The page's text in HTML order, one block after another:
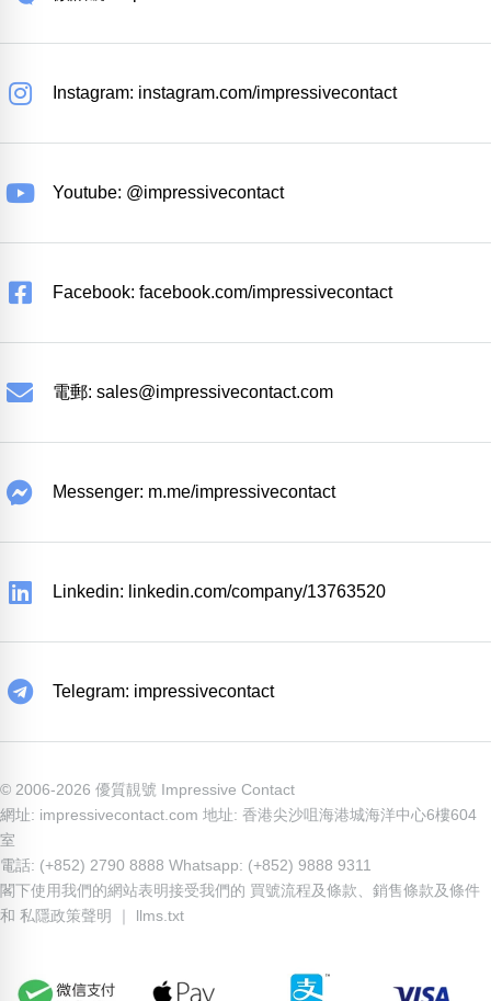
Instagram: instagram.com/impressivecontact
Youtube: @impressivecontact
Facebook: facebook.com/impressivecontact
電郵: sales@impressivecontact.com
Messenger: m.me/impressivecontact
Linkedin: linkedin.com/company/13763520
Telegram: impressivecontact
© 2006-2026 優質靚號 Impressive Contact
網址: impressivecontact.com 地址: 香港尖沙咀海港城海洋中心6樓604
室
電話: (+852) 2790 8888 Whatsapp: (+852) 9888 9311
閣下使用我們的網站表明接受我們的 買號流程及條款
銷售條款及條件
和 私隱政策聲明 llms.txt